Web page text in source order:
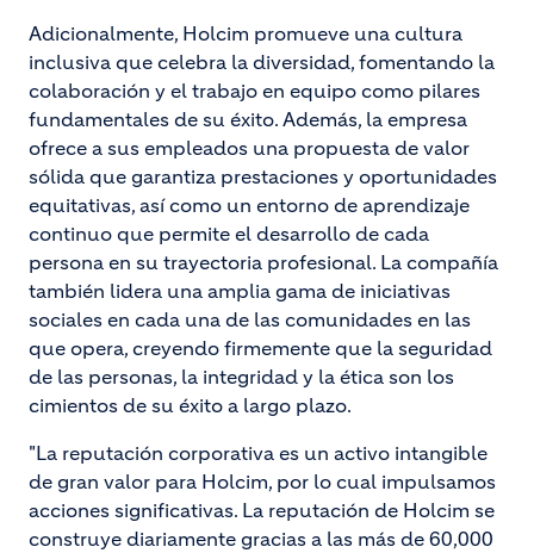
Adicionalmente, Holcim promueve una cultura
inclusiva que celebra la diversidad, fomentando la
colaboración y el trabajo en equipo como pilares
fundamentales de su éxito. Además, la empresa
ofrece a sus empleados una propuesta de valor
sólida que garantiza prestaciones y oportunidades
equitativas, así como un entorno de aprendizaje
continuo que permite el desarrollo de cada
persona en su trayectoria profesional. La compañía
también lidera una amplia gama de iniciativas
sociales en cada una de las comunidades en las
que opera, creyendo firmemente que la seguridad
de las personas, la integridad y la ética son los
cimientos de su éxito a largo plazo.
"La reputación corporativa es un activo intangible
de gran valor para Holcim, por lo cual impulsamos
acciones significativas. La reputación de Holcim se
construye diariamente gracias a las más de 60,000